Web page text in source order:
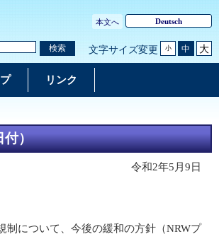
本文へ Deutsch
検索 文字サイズ変更 小 中 大
リンク
付）
令和2年5月9日
について、今後の緩和の方針（NRWプ